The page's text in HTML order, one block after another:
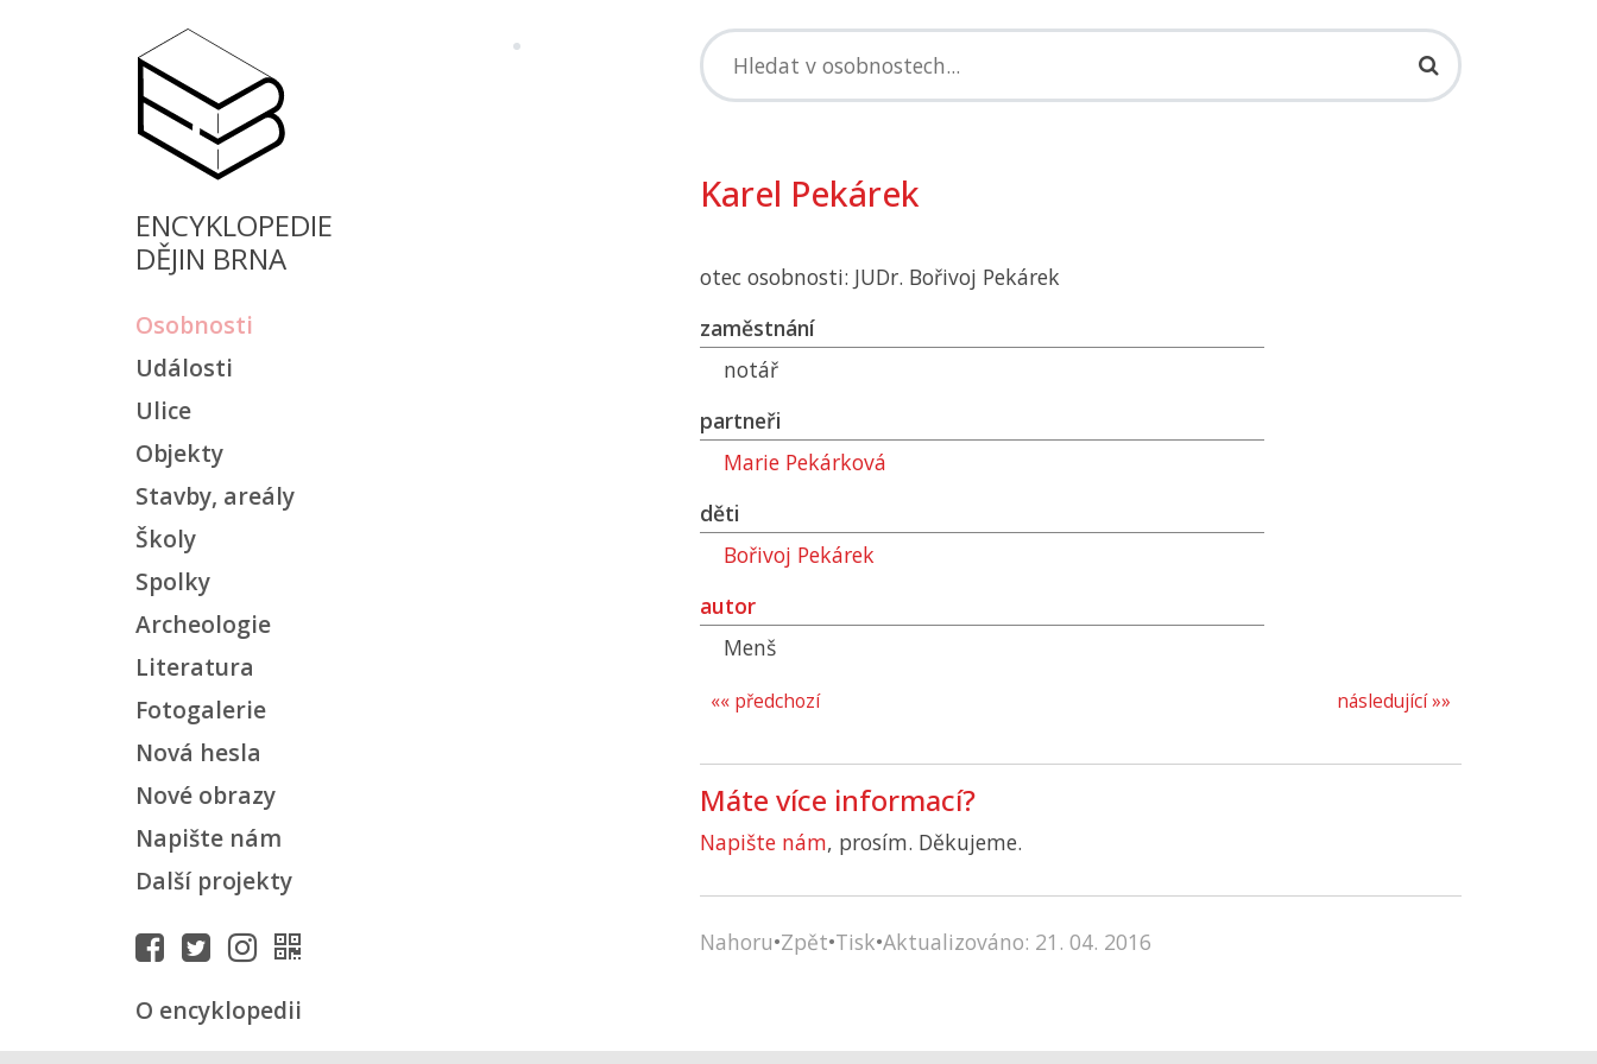
ENCYKLOPEDIE
DĚJIN BRNA
Osobnosti
Události
Ulice
Objekty
Stavby, areály
Školy
Spolky
Archeologie
Literatura
Fotogalerie
Nová hesla
Nové obrazy
Napište nám
Další projekty
O encyklopedii
Karel Pekárek
otec osobnosti: JUDr. Bořivoj Pekárek
zaměstnání
notář
partneři
Marie Pekárková
děti
Bořivoj Pekárek
autor
Menš
následující »»
«« předchozí
Máte více informací?
Napište nám, prosím. Děkujeme.
Nahoru•Zpět•Tisk•Aktualizováno: 21. 04. 2016